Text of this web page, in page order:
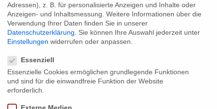
“Lebt Wohl, Genossen! TV-Serie” und
“Lebt Wohl, Genossen! Interactive” in
Unser cross-mediale Medienevent zum Untergang der
Adressen), z. B. für personalisierte Anzeigen und Inhalte oder
Anzeigen- und Inhaltsmessung. Weitere Informationen über die
Verwendung Ihrer Daten finden Sie in unserer
Datenschutzerklärung
Sie können Ihre Auswahl jederzeit unter
Einstellungen widerrufen oder anpassen.
Essenziell
Essenzielle Cookies ermöglichen grundlegende Funktionen
und sind für die einwandfreie Funktion der Website
erforderlich.